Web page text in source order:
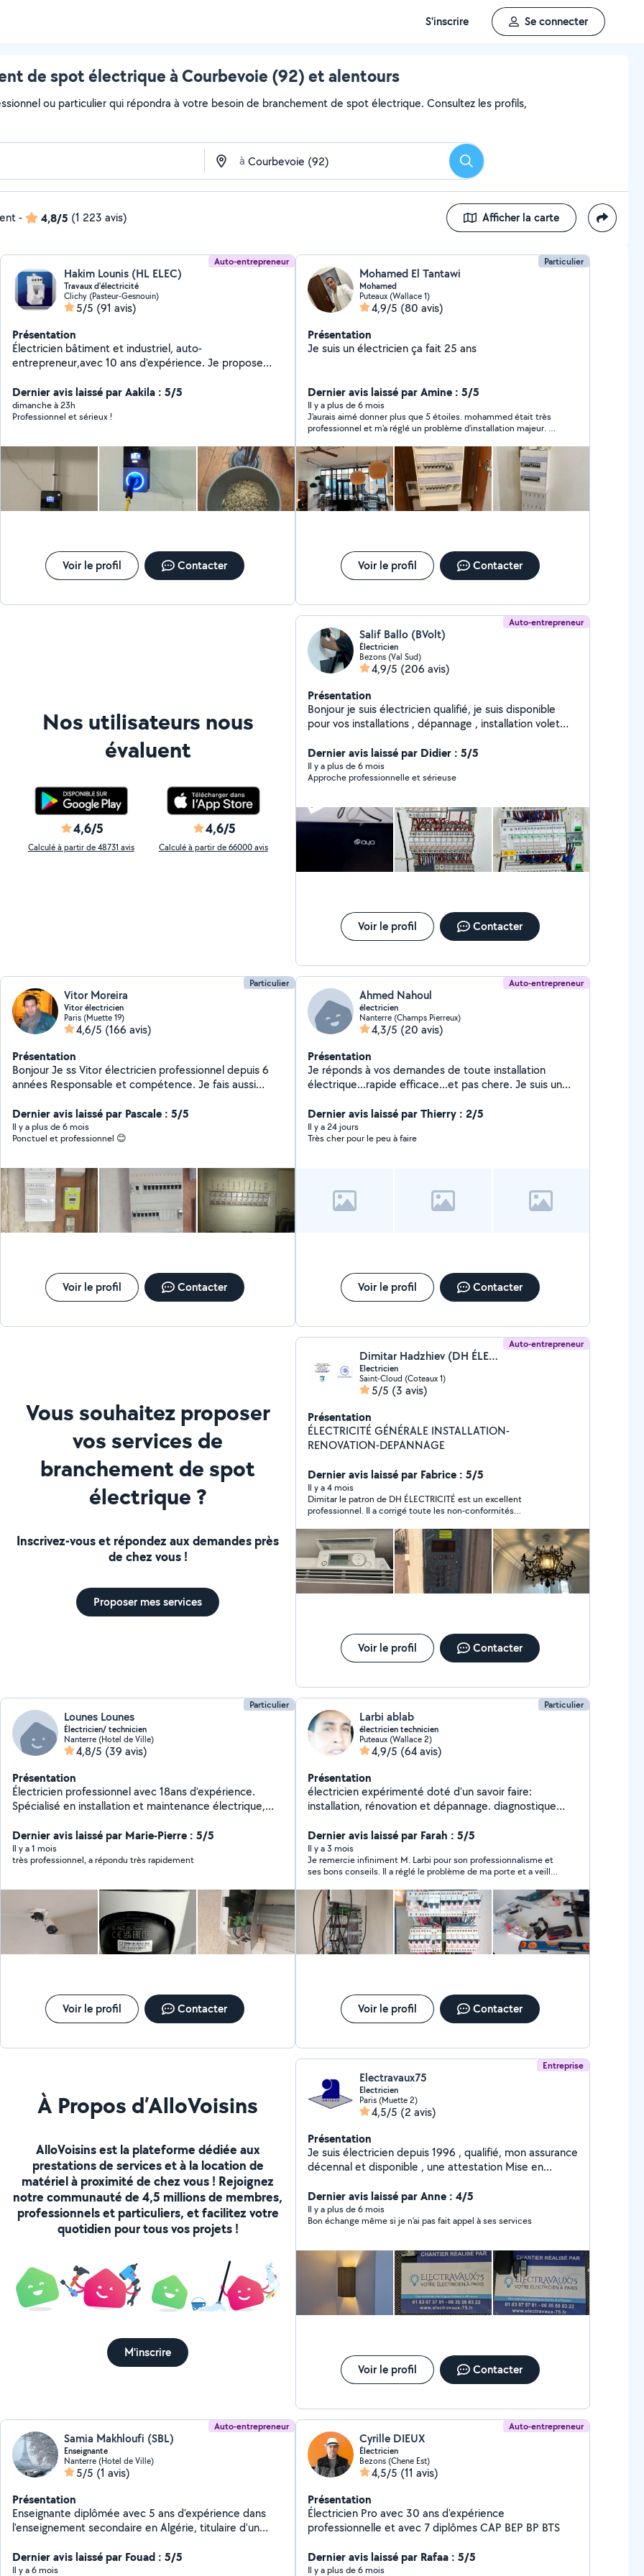
S'inscrire Se connecter
de spot électrique à Courbevoie (92) et alentours
ou particulier qui répondra à votre besoin de branchement de spot électrique. Consultez les profils,
à Rechercher
- 4,8/5 (1 223 avis) Afficher la carte
Auto-entrepreneur
Hakim Lounis (HL ELEC)
Travaux d'électricité
Clichy (Pasteur-Gesnouin)
5/5 (91 avis)
Présentation
Électricien bâtiment et industriel, auto-
entrepreneur,avec 10 ans d'expérience. Je propose
dépannage, installation, rénovation, mise aux normes,
éclairage et bricolage et installation vidéo surveillance
Dernier avis laissé par Aakila : 5/5
dimanche à 23h
Professionnel et sérieux !
Voir le profil Contacter
Particulier
Mohamed El Tantawi
Mohamed
Puteaux (Wallace 1)
4,9/5 (80 avis)
Présentation
Je suis un électricien ça fait 25 ans
Dernier avis laissé par Amine : 5/5
Il y a plus de 6 mois
J'aurais aimé donner plus que 5 étoiles. mohammed était très
professionnel et m'a réglé un problème d'installation majeur. Je
Voir le profil Contacter
Nos utilisateurs nous
évaluent
4,6/5
Calculé à partir de 48731 avis
4,6/5
Calculé à partir de 66000 avis
Auto-entrepreneur
Salif Ballo (BVolt)
Électricien
Bezons (Val Sud)
4,9/5 (206 avis)
Présentation
Bonjour je suis électricien qualifié, je suis disponible
pour vos installations , dépannage , installation volet
du tableau électrique, petit ou gros travaux mon site
internet est le suivant B-volt.net ( pour les demandes
privé bien préciser installation électrique dans la
Dernier avis laissé par Didier : 5/5
Il y a plus de 6 mois
Approche professionnelle et sérieuse
Voir le profil Contacter
Particulier
Vitor Moreira
Vitor électricien
Paris (Muette 19)
4,6/5 (166 avis)
Présentation
Bonjour Je ss Vitor électricien professionnel depuis 6
années Responsable et compétence. Je fais aussi
bricolages
Dernier avis laissé par Pascale : 5/5
Il y a plus de 6 mois
Ponctuel et professionnel 😊
Voir le profil Contacter
Auto-entrepreneur
Ahmed Nahoul
électricien
Nanterre (Champs Pierreux)
4,3/5 (20 avis)
Présentation
Je réponds à vos demandes de toute installation
électrique...rapide efficace...et pas chere. Je suis un
rénovation et depanage 662160031
Dernier avis laissé par Thierry : 2/5
Il y a 24 jours
Très cher pour le peu à faire
Voir le profil Contacter
Vous souhaitez proposer
vos services de
branchement de spot
électrique ?
Inscrivez-vous et répondez aux demandes près
de chez vous !
Proposer mes services
Auto-entrepreneur
Dimitar Hadzhiev (DH ÉLECTRICITÉ)
Electricien
Saint-Cloud (Coteaux 1)
5/5 (3 avis)
Présentation
ÉLECTRICITÉ GÉNÉRALE INSTALLATION-
RENOVATION-DEPANNAGE
Dernier avis laissé par Fabrice : 5/5
Il y a 4 mois
Dimitar le patron de DH ÉLECTRICITÉ est un excellent
professionnel. Il a corrigé toute les non-conformités
également une personne de bonne humeur avec laquelle il est
facile d'échanger. Je le recommande sans réserves
Voir le profil Contacter
Particulier
Lounes Lounes
Électricien/ technicien
Nanterre (Hotel de Ville)
4,8/5 (39 avis)
Présentation
Électricien professionnel avec 18ans d'expérience.
Spécialisé en installation et maintenance électrique,
centrales d'alarme. Travail soigné, sérieux et respect
des délais.
Dernier avis laissé par Marie-Pierre : 5/5
Il y a 1 mois
très professionnel, a répondu très rapidement
Voir le profil Contacter
Particulier
Larbi ablab
électricien technicien
Puteaux (Wallace 2)
4,9/5 (64 avis)
Présentation
électricien expérimenté doté d'un savoir faire:
installation, rénovation et dépannage. diagnostique
norme NFC 15-100.et conseils ....o661323219
Dernier avis laissé par Farah : 5/5
Il y a 3 mois
Je remercie infiniment M. Larbi pour son professionnalisme et
ses bons conseils. Il a réglé le problème de ma porte et a veillé
sympathique, il m'a mis très à l'aise. La prestation est d'un
rapport qualité-prix excellent. Je recommande M. Larbi a
1000%
Voir le profil Contacter
À Propos d’AlloVoisins
AlloVoisins est la plateforme dédiée aux
prestations de services et à la location de
matériel à proximité de chez vous ! Rejoignez
notre communauté de 4,5 millions de membres,
professionnels et particuliers, et facilitez votre
quotidien pour tous vos projets !
M'inscrire
Entreprise
Electravaux75
Electricien
Paris (Muette 2)
4,5/5 (2 avis)
Présentation
Je suis électricien depuis 1996 , qualifié, mon assurance
décennal et disponible , une attestation Mise en
par le Consuel, et ma été délivré,également une
attestation sur les capacités énergétique et acuise .
Mon suivi après chantier et requis. Des devis gratuit et
Dernier avis laissé par Anne : 4/5
Il y a plus de 6 mois
Bon échange même si je n'ai pas fait appel à ses services
Voir le profil Contacter
Auto-entrepreneur
Samia Makhloufi (SBL)
Enseignante
Nanterre (Hotel de Ville)
5/5 (1 avis)
Présentation
Enseignante diplômée avec 5 ans d'expérience dans
l'enseignement secondaire en Algérie, titulaire d'un
ans dans une école maternelle, ce qui m'a permis de
développer une solide expérience dans la prise en
Dernier avis laissé par Fouad : 5/5
Il y a 6 mois
Auto-entrepreneur
Cyrille DIEUX
Électricien
Bezons (Chene Est)
4,5/5 (11 avis)
Présentation
Électricien Pro avec 30 ans d'expérience
professionnelle et avec 7 diplômes CAP BEP BP BTS
Dernier avis laissé par Rafaa : 5/5
Il y a plus de 6 mois